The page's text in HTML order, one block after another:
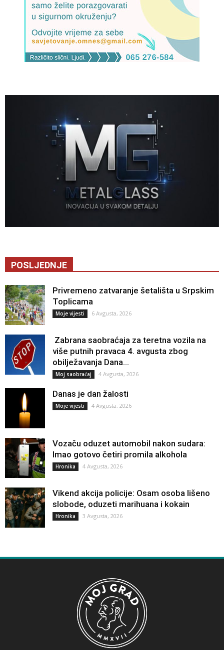
POSLJEDNJE
Privremeno zatvaranje šetališta u Srpskim
Toplicama
Moje vijesti 6 Avgusta, 2026
Zabrana saobraćaja za teretna vozila na
više putnih pravaca 4. avgusta zbog
obilježavanja Dana...
Moj saobraćaj 4 Avgusta, 2026
Danas je dan žalosti
Moje vijesti 4 Avgusta, 2026
Vozaču oduzet automobil nakon sudara:
Imao gotovo četiri promila alkohola
Hronika 4 Avgusta, 2026
Vikend akcija policije: Osam osoba lišeno
slobode, oduzeti marihuana i kokain
Hronika 3 Avgusta, 2026